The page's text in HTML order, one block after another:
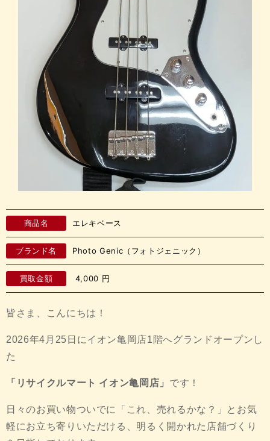
商品名 エレキベース
ブランド名 Photo Genic（フォトジェニック）
買取金額 4,000 円
皆さま、こんにちは！
2026年4月25日にイオン亀岡店1階へグランドオープンし
た
「リサイクルマート イオン亀岡店」 です！
日々のお買い物ついでに「これ、売れるかな？」とお気
軽にお立ち寄りいただける、明るく開かれた店舗づくり